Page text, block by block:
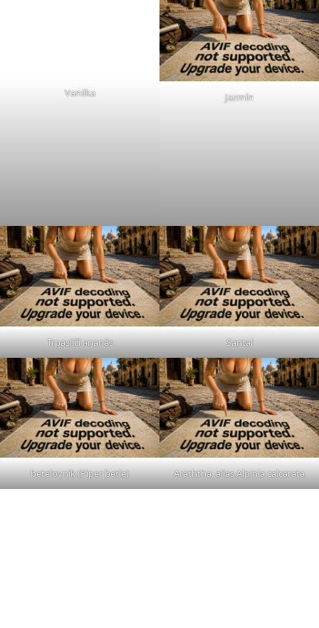
Araththa, alias Alpinia calcarata
A ešte taký PRO tip:Ak dôjdete sami, bez
akéhokoľvek sprievodcu, dostávate automaticky
zľavu -20% (niekoľko krát otestované). To je totiž
štandardná provízia sprievodcov. Výhoda cestovania
bez cestovnej kancelárie a sprievodcov.
Na Srí Lanke nájsť skutočnú záhradu, kde by ste si
mohli kúpiť čerstvé, priamo pestované korenie, je
skôr výnimka ako pravidlo. Ak to máte v pláne,
skúste si radšej dopredu zistiť referencie a pýtať sa
miestnych.
Skala Pidurangala